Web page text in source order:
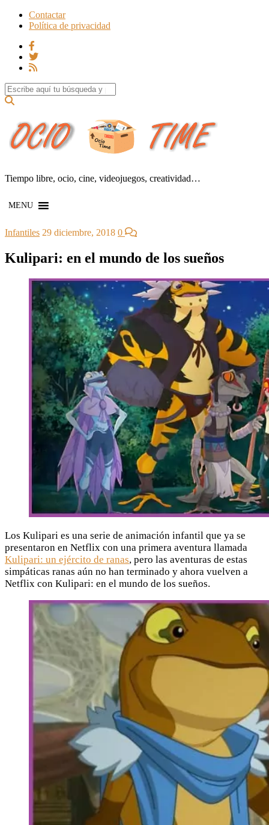
Contactar
Política de privacidad
Search for:
Tiempo libre, ocio, cine, videojuegos, creatividad…
MENU
Infantiles 29 diciembre, 2018 0
Kulipari: en el mundo de los sueños
Los Kulipari es una serie de animación infantil que ya se
presentaron en Netflix con una primera aventura llamada
Kulipari: un ejército de ranas, pero las aventuras de estas
simpáticas ranas aún no han terminado y ahora vuelven a
Netflix con Kulipari: en el mundo de los sueños.